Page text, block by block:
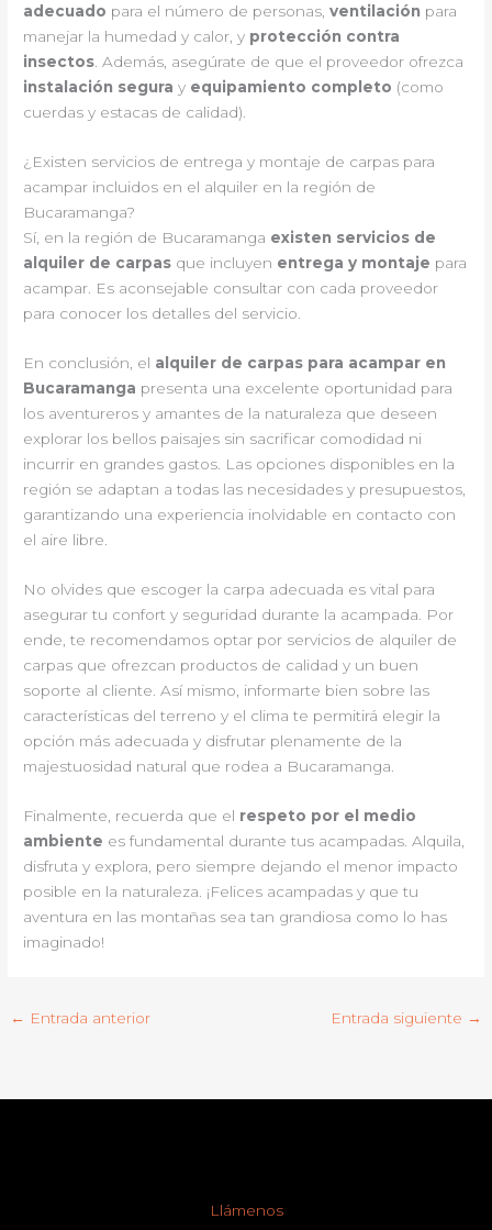
adecuado para el número de personas,ventilación para
manejar la humedad y calor, y protección contra
insectos. Además, asegúrate de que el proveedor ofrezca
instalación segura y equipamiento completo (como
cuerdas y estacas de calidad).
¿Existen servicios de entrega y montaje de carpas para
acampar incluidos en el alquiler en la región de
Bucaramanga?
Sí, en la región de Bucaramanga existen servicios de
alquiler de carpas que incluyen entrega y montaje para
acampar. Es aconsejable consultar con cada proveedor
para conocer los detalles del servicio.
En conclusión, el alquiler de carpas para acampar en
Bucaramanga presenta una excelente oportunidad para
los aventureros y amantes de la naturaleza que deseen
explorar los bellos paisajes sin sacrificar comodidad ni
incurrir en grandes gastos. Las opciones disponibles en la
región se adaptan a todas las necesidades y presupuestos,
garantizando una experiencia inolvidable en contacto con
el aire libre.
No olvides que escoger la carpa adecuada es vital para
asegurar tu confort y seguridad durante la acampada. Por
ende, te recomendamos optar por servicios de alquiler de
carpas que ofrezcan productos de calidad y un buen
soporte al cliente. Así mismo, informarte bien sobre las
características del terreno y el clima te permitirá elegir la
opción más adecuada y disfrutar plenamente de la
majestuosidad natural que rodea a Bucaramanga.
Finalmente, recuerda que el respeto por el medio
ambiente es fundamental durante tus acampadas. Alquila,
disfruta y explora, pero siempre dejando el menor impacto
posible en la naturaleza. ¡Felices acampadas y que tu
aventura en las montañas sea tan grandiosa como lo has
imaginado!
← Entrada anterior Entrada siguiente →
Llámenos